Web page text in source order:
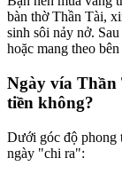
bàn thờ Thần Tài,
sinh sôi nảy nở.
hoặc mang theo
Ngày vía Thần
tiền không?
Dưới góc độ phong
ngày "chi ra":